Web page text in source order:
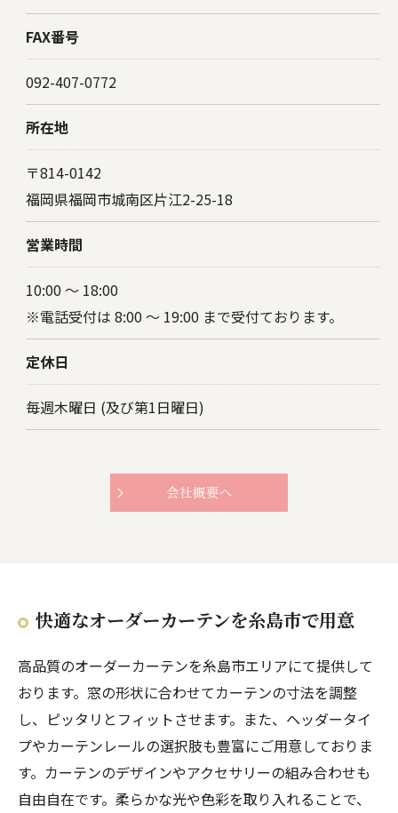
FAX番号
092-407-0772
所在地
〒814-0142
福岡県福岡市城南区片江2-25-18
営業時間
10:00 〜 18:00
※電話受付は 8:00 ～ 19:00 まで受付ております。
定休日
毎週木曜日 (及び第1日曜日)
会社概要へ
快適なオーダーカーテンを糸島市で用意
高品質のオーダーカーテンを糸島市エリアにて提供して
おります。窓の形状に合わせてカーテンの寸法を調整
し、ピッタリとフィットさせます。また、ヘッダータイ
プやカーテンレールの選択肢も豊富にご用意しておりま
す。カーテンのデザインやアクセサリーの組み合わせも
自由自在です。柔らかな光や色彩を取り入れることで、